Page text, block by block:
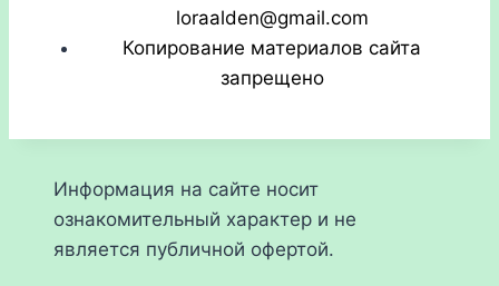
loraalden@gmail.com
Копирование материалов сайта
запрещено
Информация на сайте носит
ознакомительный характер и не
является публичной офертой.